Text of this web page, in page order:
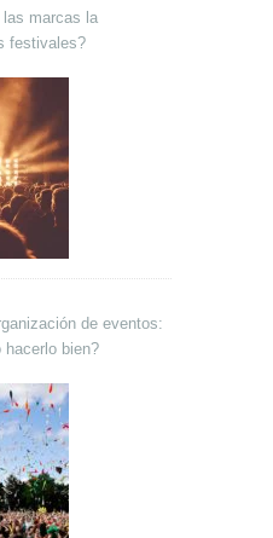
las marcas la
festivales?
de eventos:
bien?